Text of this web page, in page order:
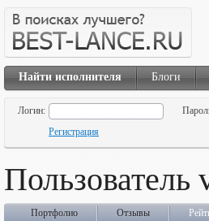
Найти исполнителя Блоги
Логин:
Регистрация
Пользователь
Портфолио Отзывы